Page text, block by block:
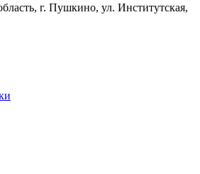
г. Пушкино, ул. Институтская,